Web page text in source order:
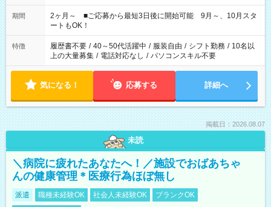
「家族とお休みを合わせたい」 「余裕を持って夕飯の準備がし
たい」 「できれば残業はしたくない」 など、ご希望があれば教
えてくださいね。 ※Wワーク希望の方へ 今ご覧のお仕事で希望
する勤務時間と、もう1つのお仕事の勤務時間。 合計で週40時
間を超える場合は応募できません
期間
2ヶ月～ ■ご応募から最短3日後に開始可能 9月～、10月スタ
ートもOK！
特徴 履歴書不要 / 40～50代活躍中 / 服装自由 / シフト勤務 / 10名以
上の大量募集 / 電話対応なし / パソコンスキル不要
気になる！ 応募する 詳細へ
掲載日：2026.08.07
未読
＼病院に疲れたあなたへ！／施設でおばあちゃ
んの健康管理＊医療行為ほぼ無し
派遣 職種未経験OK 社会人未経験OK
ブランクOK